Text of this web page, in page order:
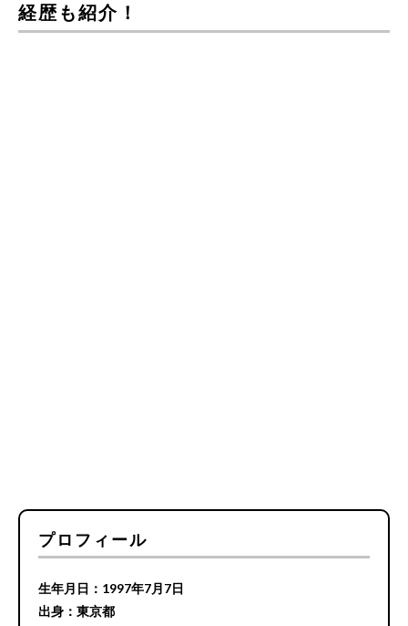
経歴も紹介！
プロフィール
生年月日：1997年7月7日
出身：東京都